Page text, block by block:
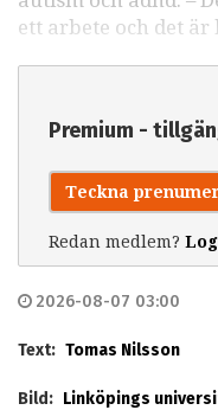
ett arbete och det är
Premium -
Teckna
Redan medlem?
2026-08-07 03:00
Text: Tomas Nilsson
Bild: Linköpings